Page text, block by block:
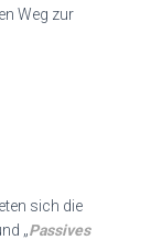
Weg zur
sich die
„Passives